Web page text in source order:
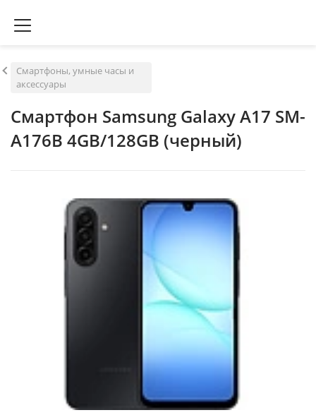
Смартфоны, умные часы и
аксессуары
Смартфон Samsung Galaxy A17 SM-
A176B 4GB/128GB (черный)